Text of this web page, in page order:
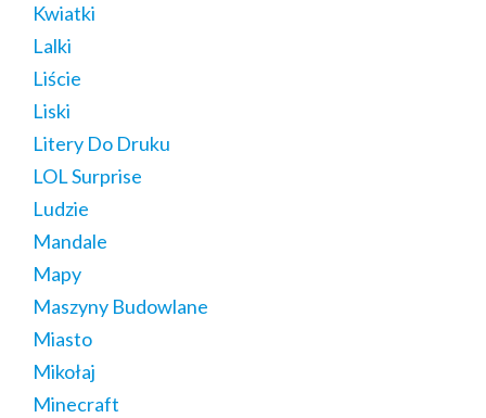
Kwiatki
Lalki
Liście
Liski
Litery Do Druku
LOL Surprise
Ludzie
Mandale
Mapy
Maszyny Budowlane
Miasto
Mikołaj
Minecraft